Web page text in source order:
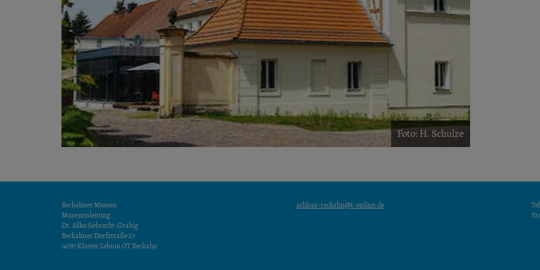
Foto: H. Schulze
Reckahner Museen
Museumsleitung
Dr. Silke Siebrecht-Grabig
Reckahner Dorfstraße 27
14797 Kloster Lehnin OT Reckahn
schloss-reckahn@t-online.de